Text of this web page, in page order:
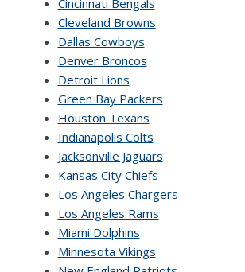
Cincinnati Bengals
Cleveland Browns
Dallas Cowboys
Denver Broncos
Detroit Lions
Green Bay Packers
Houston Texans
Indianapolis Colts
Jacksonville Jaguars
Kansas City Chiefs
Los Angeles Chargers
Los Angeles Rams
Miami Dolphins
Minnesota Vikings